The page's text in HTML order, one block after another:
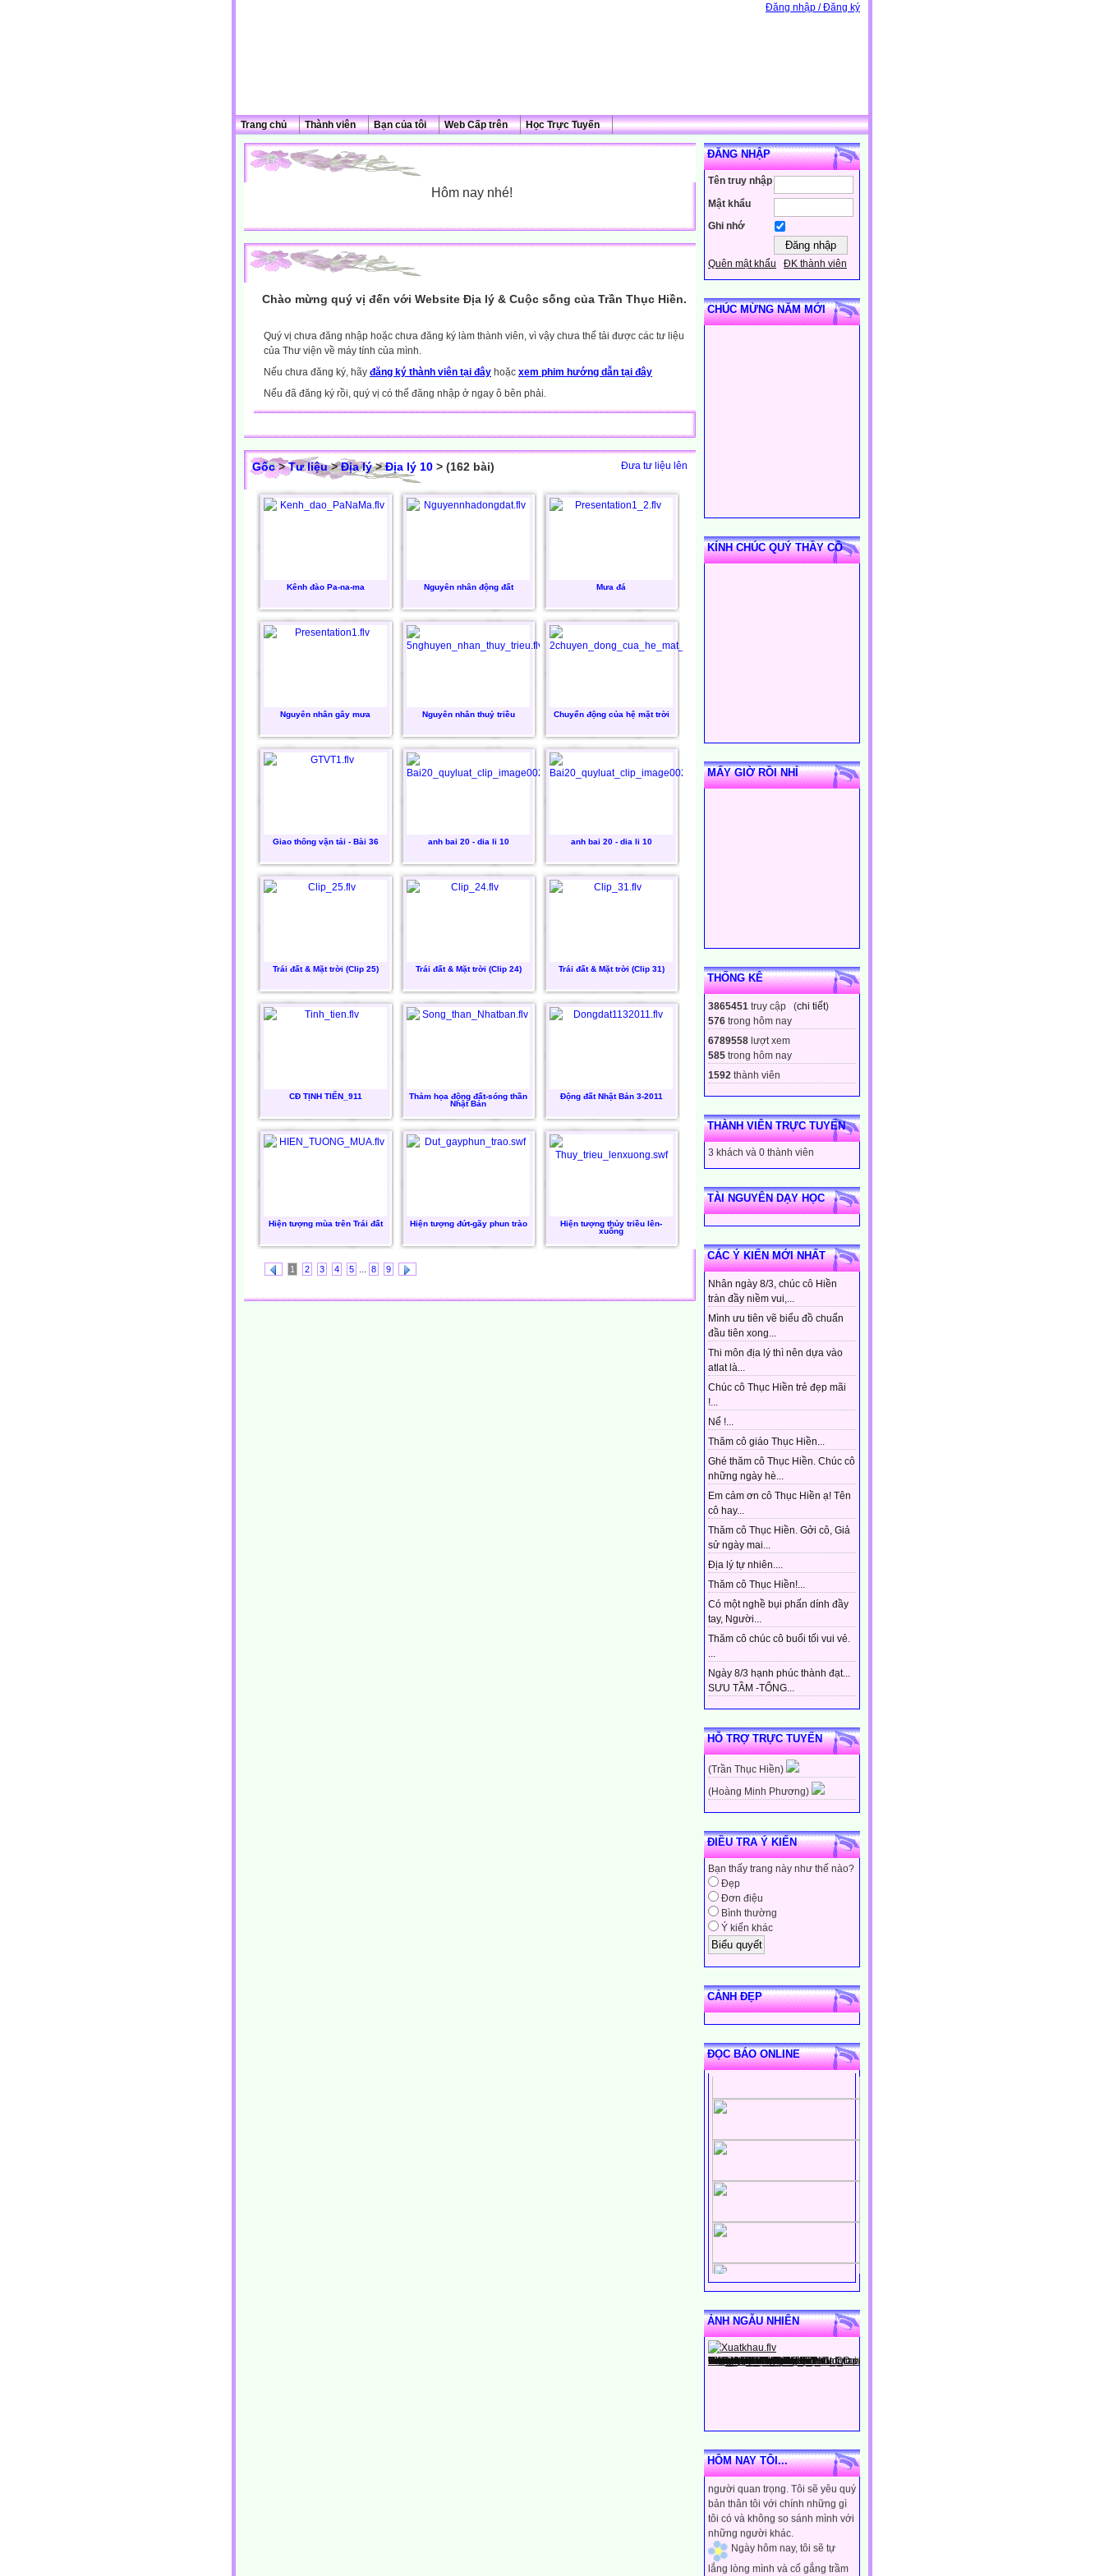
Đăng nhập / Đăng ký
Trang chủ Thành viên Bạn của tôi Web Cấp trên Học Trực Tuyến
ĐĂNG NHẬP
Tên truy nhập
Mật khẩu
Ghi nhớ
Quên mật khẩu ĐK thành viên
CHÚC MỪNG NĂM MỚI
KÍNH CHÚC QUÝ THẦY CÔ
MẤY GIỜ RỒI NHỈ
THỐNG KÊ
3865451 truy cập (chi tiết)
576 trong hôm nay
6789558 lượt xem
585 trong hôm nay
1592 thành viên
THÀNH VIÊN TRỰC TUYẾN
3 khách và 0 thành viên
TÀI NGUYÊN DẠY HỌC
CÁC Ý KIẾN MỚI NHẤT
Nhân ngày 8/3, chúc cô Hiền
tràn đầy niềm vui,...
Mình ưu tiên vẽ biểu đồ chuẩn
đầu tiên xong...
Thi môn địa lý thì nên dựa vào
atlat là...
Chúc cô Thục Hiền trẻ đẹp mãi
!...
Nể !...
Thăm cô giáo Thục Hiền...
Ghé thăm cô Thục Hiền. Chúc cô
những ngày hè...
Em cảm ơn cô Thục Hiền ạ! Tên
cô hay...
Thăm cô Thục Hiền. Gởi cô, Giả
sử ngày mai...
Địa lý tự nhiên....
Thăm cô Thục Hiền!...
Có một nghề bụi phấn dính đầy
tay, Người...
Thăm cô chúc cô buổi tối vui vẻ.
...
Ngày 8/3 hạnh phúc thành đạt...
SƯU TẦM -TỔNG...
HỖ TRỢ TRỰC TUYẾN
(Trần Thục Hiền)
(Hoàng Minh Phương)
ĐIỀU TRA Ý KIẾN
Bạn thấy trang này như thế nào?
Đẹp
Đơn điệu
Bình thường
Ý kiến khác
CẢNH ĐẸP
ĐỌC BÁO ONLINE
ẢNH NGẪU NHIÊN
HÔM NAY TÔI...
rằng mình là người đặc biệt, một
người quan trọng. Tôi sẽ yêu quý
bản thân tôi với chính những gì
tôi có và không so sánh mình với
những người khác.
Ngày hôm nay, tôi sẽ tự
lắng lòng mình và cố gắng trầm
tĩnh hơn. Tôi sẽ học cách kiểm
Hôm nay nhé!
Chào mừng quý vị đến với Website Địa lý & Cuộc sống của Trần Thục Hiền.
Quý vị chưa đăng nhập hoặc chưa đăng ký làm thành viên, vì vậy chưa thể tải được các tư liệu
của Thư viện về máy tính của mình.
Nếu chưa đăng ký, hãy đăng ký thành viên tại đây hoặc xem phim hướng dẫn tại đây
Nếu đã đăng ký rồi, quý vị có thể đăng nhập ở ngay ô bên phải.
Đưa tư liệu lên
Gốc>Tư liệu>Địa lý>Địa lý 10 > (162 bài)
Kênh đào Pa-na-ma Nguyên nhân động đất Mưa đá
Nguyên nhân gây mưa Nguyên nhân thuỷ triều Chuyển động của hệ mặt trời
Giao thông vận tải - Bài 36 anh bai 20 - dia li 10 anh bai 20 - dia li 10
Trái đất & Mặt trời (Clip 25) Trái đất & Mặt trời (Clip 24) Trái đất & Mặt trời (Clip 31)
CĐ TỊNH TIẾN_911
Thảm họa động đất-sóng thần
Nhật Bản
Động đất Nhật Bản 3-2011
Hiện tượng mùa trên Trái đất Hiện tượng đứt-gãy phun trào
Hiện tượng thủy triều lên-
xuống
1 2 3 4 5 ... 8 9